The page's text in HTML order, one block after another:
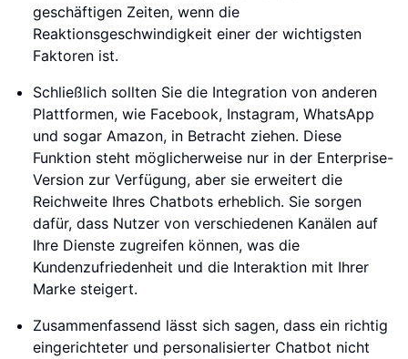
geschäftigen Zeiten, wenn die
Reaktionsgeschwindigkeit einer der wichtigsten
Faktoren ist.
Schließlich sollten Sie die Integration von anderen
Plattformen, wie Facebook, Instagram, WhatsApp
und sogar Amazon, in Betracht ziehen. Diese
Funktion steht möglicherweise nur in der Enterprise-
Version zur Verfügung, aber sie erweitert die
Reichweite Ihres Chatbots erheblich. Sie sorgen
dafür, dass Nutzer von verschiedenen Kanälen auf
Ihre Dienste zugreifen können, was die
Kundenzufriedenheit und die Interaktion mit Ihrer
Marke steigert.
Zusammenfassend lässt sich sagen, dass ein richtig
eingerichteter und personalisierter Chatbot nicht